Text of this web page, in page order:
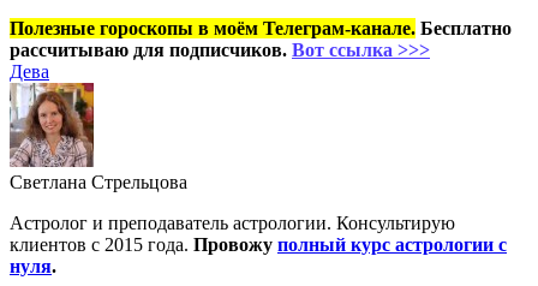
Полезные гороскопы в моём Телеграм-канале. Бесплатно
рассчитываю для подписчиков. Вот ссылка >>>
Дева
Светлана Стрельцова
Астролог и преподаватель астрологии. Консультирую
клиентов с 2015 года. Провожу полный курс астрологии с
нуля.